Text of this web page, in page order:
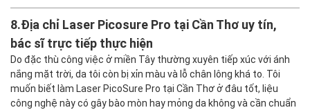
8.Địa chỉ Laser Picosure Pro tại Cần Thơ uy tín,
bác sĩ trực tiếp thực hiện
Do đặc thù công việc ở miền Tây thường xuyên tiếp xúc với ánh
nắng mặt trời, da tôi còn bị xỉn màu và lỗ chân lông khá to. Tôi
muốn biết làm Laser PicoSure Pro tại Cần Thơ ở đâu tốt, liệu
công nghệ này có gây bào mòn hay mỏng da không và cần chuẩn